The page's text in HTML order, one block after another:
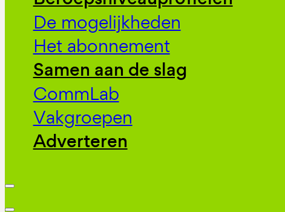
De mogelijkheden
Het abonnement
Samen aan de slag
CommLab
Vakgroepen
Adverteren